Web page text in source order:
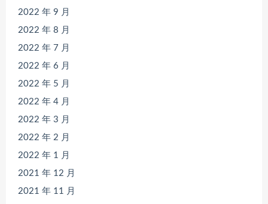
2022 年 9 月
2022 年 8 月
2022 年 7 月
2022 年 6 月
2022 年 5 月
2022 年 4 月
2022 年 3 月
2022 年 2 月
2022 年 1 月
2021 年 12 月
2021 年 11 月